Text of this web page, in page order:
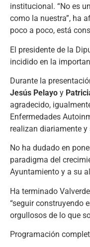
institucional. “No es
como la nuestra”, ha
poco a poco, está
El presidente de la
incidido en la
Durante la
Jesús Pelayo y
agradecido,
Enfermedades
realizan diariamente
No ha dudado en
paradigma del
Ayuntamiento y a su
Ha terminado
“seguir construyendo
orgullosos de lo que
Programación